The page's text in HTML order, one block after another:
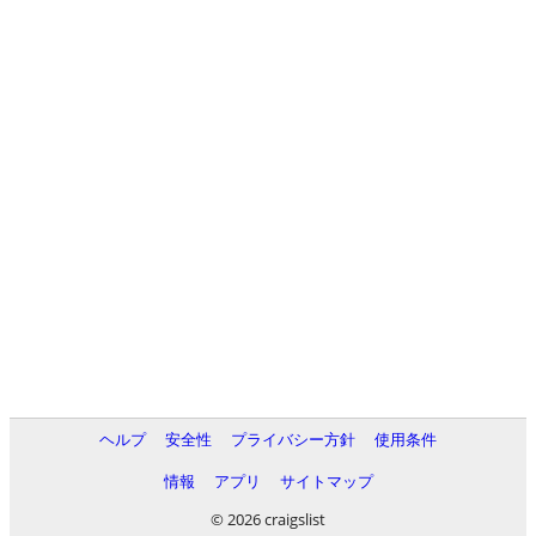
ヘルプ 安全性 プライバシー方針
使用条件
情報
アプリ
サイトマップ
© 2026 craigslist